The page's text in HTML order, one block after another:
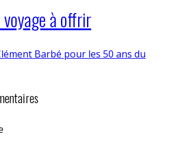
à offrir